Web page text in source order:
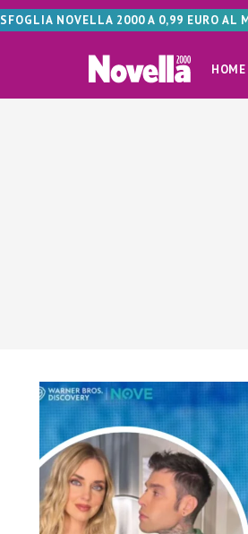
SFOGLIA NOVELLA 2000 A 0,99 EURO AL
HOME